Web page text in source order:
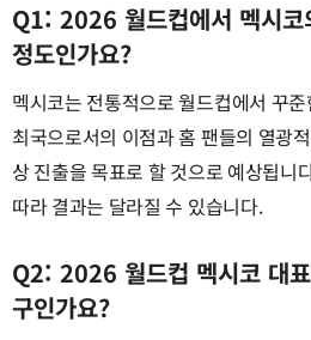
Q1: 2026 월드컵에서 멕시코
정도인가요?
멕시코는 전통적으로 월드컵에서 꾸
최국으로서의 이점과 홈 팬들의 열광
상 진출을 목표로 할 것으로 예상됩니
따라 결과는 달라질 수 있습니다.
Q2: 2026 월드컵 멕시코 대
구인가요?